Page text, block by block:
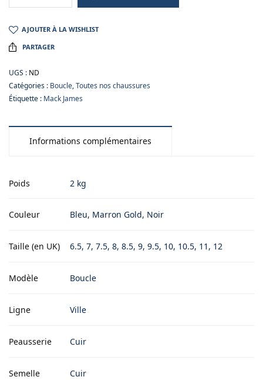
AJOUTER À LA WISHLIST
PARTAGER
UGS : ND
Catégories : Boucle,Toutes nos chaussures
Étiquette : Mack James
Informations complémentaires
Poids 2 kg
Couleur Bleu, Marron Gold, Noir
Taille (en UK) 6.5, 7, 7.5, 8, 8.5, 9, 9.5, 10, 10.5, 11, 12
Modèle Boucle
Ligne Ville
Peausserie Cuir
Semelle Cuir